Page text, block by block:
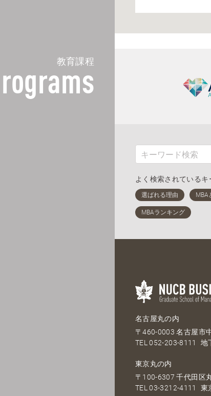
教育課程
よく検索されているキ
名古屋丸の内
〒460-0003 名古屋市
TEL052-203-8111 地
東京丸の内
〒100-6307 千代田区
TEL03-3212-4111 東